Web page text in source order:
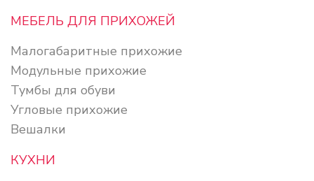
МЕБЕЛЬ ДЛЯ ПРИХОЖЕЙ
Малогабаритные прихожие
Модульные прихожие
Тумбы для обуви
Угловые прихожие
Вешалки
КУХНИ